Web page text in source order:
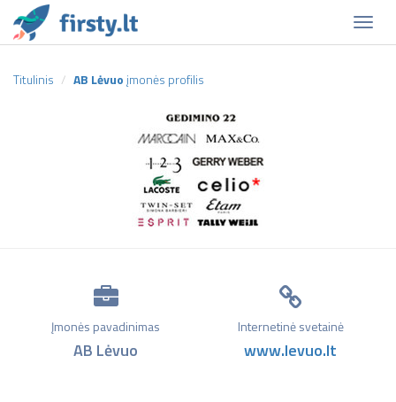
Titulinis AB Lėvuo įmonės profilis
Įmonės pavadinimas
AB Lėvuo
Internetinė svetainė
www.levuo.lt